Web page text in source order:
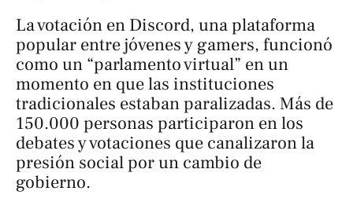
La votación en Discord, una plataforma
popular entre jóvenes y gamers, funcionó
como un “parlamento virtual” en un
momento en que las instituciones
tradicionales estaban paralizadas. Más de
150.000 personas participaron en los
debates y votaciones que canalizaron la
presión social por un cambio de
gobierno.